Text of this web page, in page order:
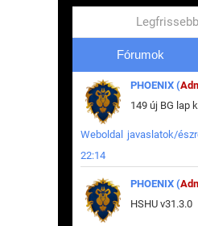
Fórumok
PHOENIX (
Weboldal javaslatok/
22:14
PHOENIX (
HSHU v31.3.0